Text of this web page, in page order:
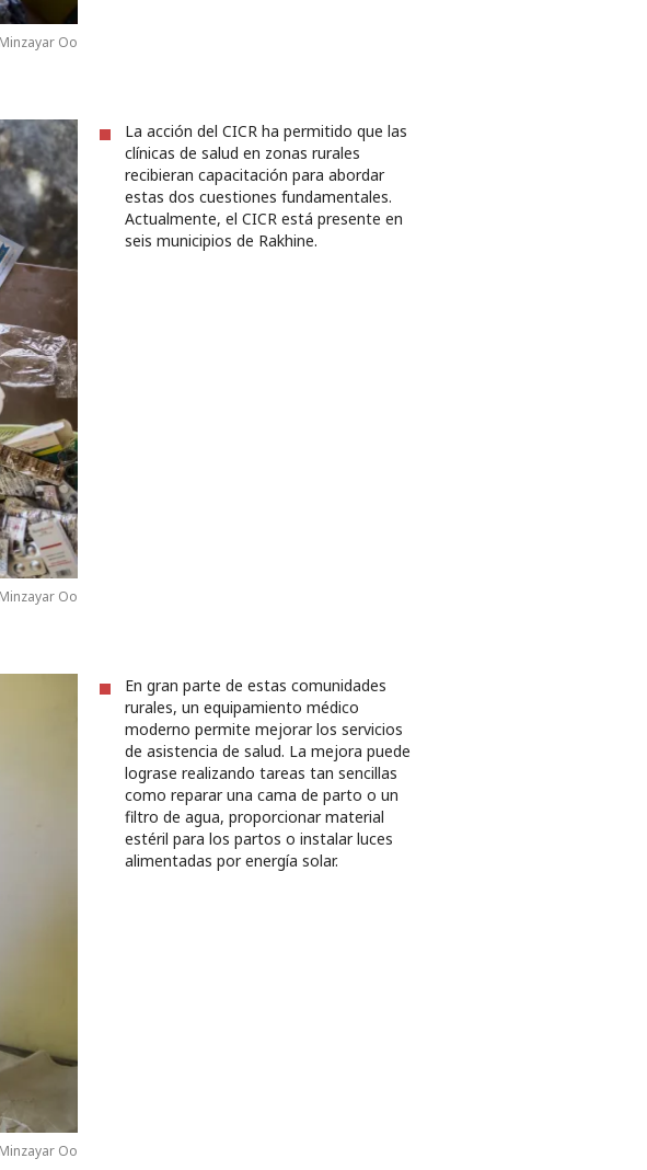
Oo
Oo
La acción del CICR ha permitido que las
clínicas de salud en zonas rurales
recibieran capacitación para abordar
estas dos cuestiones fundamentales.
Actualmente, el CICR está presente en
seis municipios de Rakhine.
Oo
En gran parte de estas comunidades
rurales, un equipamiento médico
moderno permite mejorar los servicios
de asistencia de salud. La mejora puede
lograse realizando tareas tan sencillas
como reparar una cama de parto o un
filtro de agua, proporcionar material
estéril para los partos o instalar luces
alimentadas por energía solar.